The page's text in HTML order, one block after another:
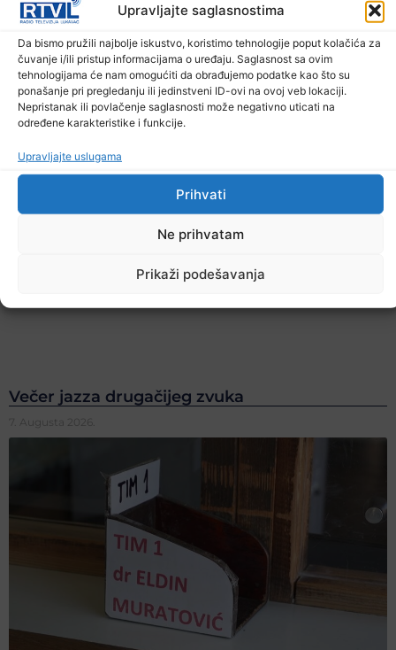
Upravljajte saglasnostima
Da bismo pružili najbolje iskustvo, koristimo tehnologije poput kolačića za
čuvanje i/ili pristup informacijama o uređaju. Saglasnost sa ovim
tehnologijama će nam omogućiti da obrađujemo podatke kao što su
ponašanje pri pregledanju ili jedinstveni ID-ovi na ovoj veb lokaciji.
Nepristanak ili povlačenje saglasnosti može negativno uticati na
određene karakteristike i funkcije.
Upravljajte uslugama
Prihvati
Ne prihvatam
Prikaži podešavanja
Večer jazza drugačijeg zvuka
7. Augusta 2026.